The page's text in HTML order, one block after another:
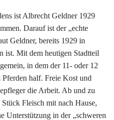
ist Albrecht Geldner 1929
Darauf ist der „echte
Geldner, bereits 1929 in
ist. Mit dem heutigen Stadtteil
in dem der 11- oder 12
half. Freie Kost und
die Arbeit. Ab und zu
Fleisch mit nach Hause,
Unterstützung in der „schweren